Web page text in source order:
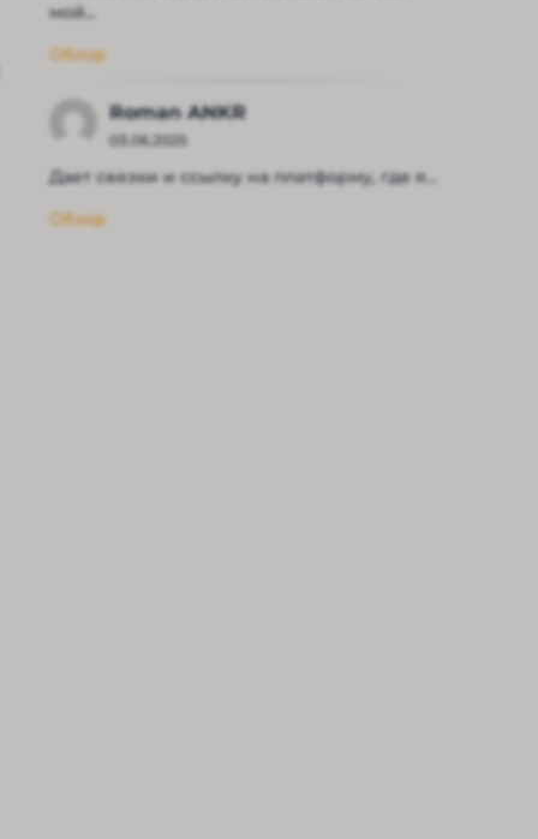
мой...
Обзор
Roman ANKR
03.06.2025
Дает связки и ссылку на платформу, где я...
Обзор